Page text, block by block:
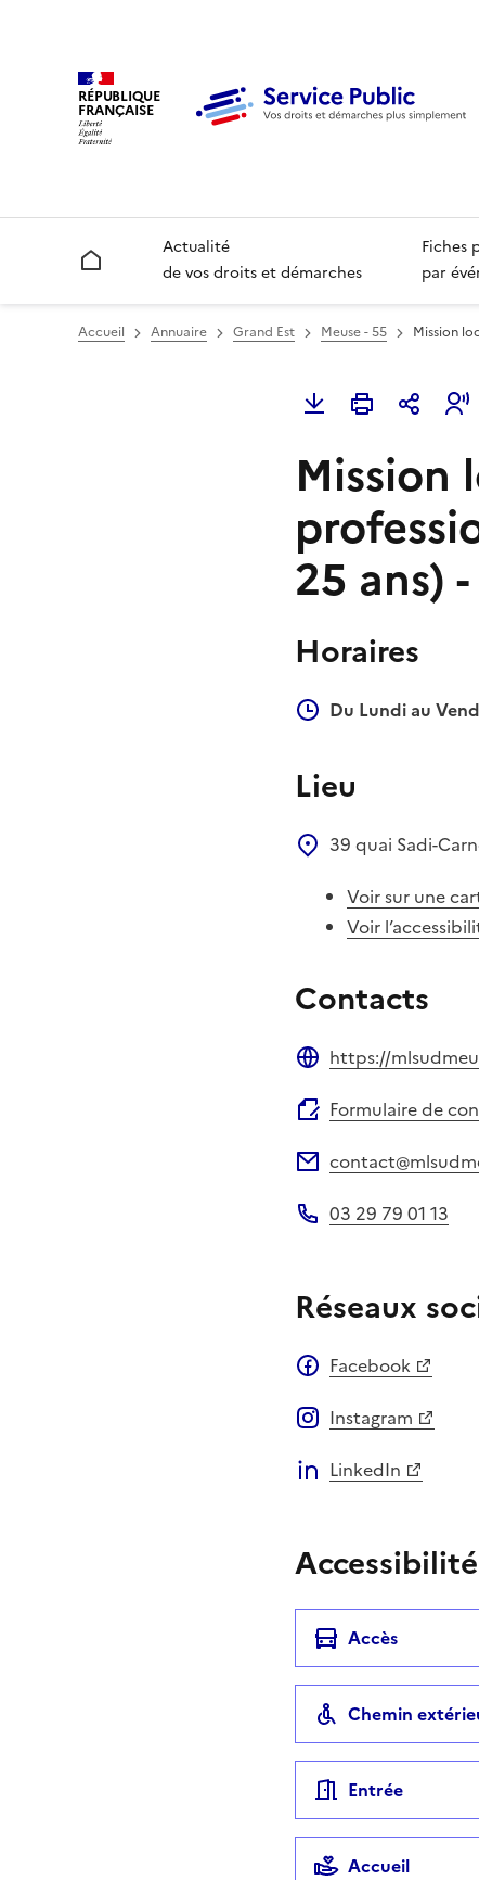
RÉPUBLIQUE
FRANÇAISE
Accueil
Actualité
de vos droits et démarches
Fiches
par
Accueil Annuaire Grand Est Meuse - 55 Mission
Mission
25 ans)
Horaires
Du Lundi au
Lieu
39 quai Sadi-
Voir sur une
Voir
Contacts
https://
Formulaire de
03 29 79 01 13
Réseaux
Facebook
Instagram
LinkedIn
Accès
Chemin
Entrée
Accueil